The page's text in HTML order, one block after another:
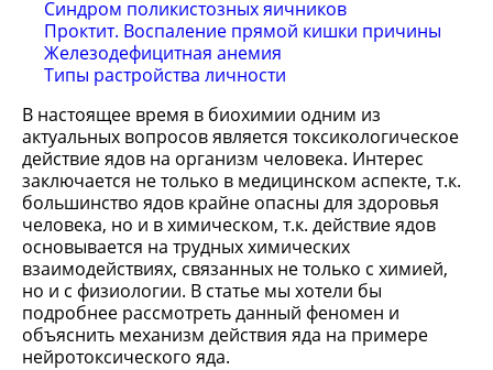
Синдром поликистозных яичников
Проктит. Воспаление прямой кишки причины
Железодефицитная анемия
Типы растройства личности
В настоящее время в биохимии одним из
актуальных вопросов является токсикологическое
действие ядов на организм человека. Интерес
заключается не только в медицинском аспекте, т.к.
большинство ядов крайне опасны для здоровья
человека, но и в химическом, т.к. действие ядов
основывается на трудных химических
взаимодействиях, связанных не только с химией,
но и с физиологии. В статье мы хотели бы
подробнее рассмотреть данный феномен и
объяснить механизм действия яда на примере
нейротоксического яда.